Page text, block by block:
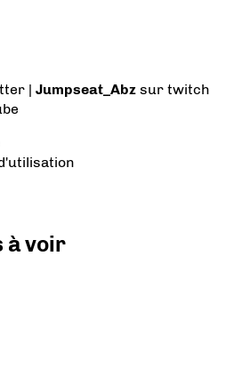
|Jumpseat_Abz sur twitch
à voir